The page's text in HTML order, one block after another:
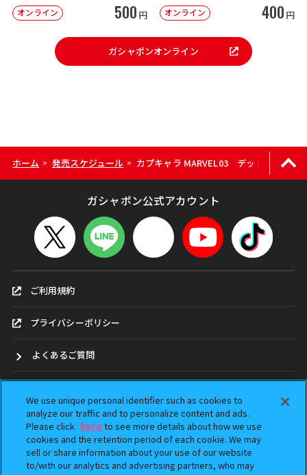
オンライン 500 円 オンライン 400 円
ガシャポンオンライン
ホーム > 発売スケジュール > カプキャラ MARVEL03 デッドプール～
ガシャポン公式アカウント
ご利用規約
プライバシーポリシー
よくあるご質問
ガシャポンどこ？
アンケート
We use unique personal identifier such as cookies to
analyze our traffic and to personalize content and ads.
Please click here to see more details about how we use
cookies and the retention period of each cookie. We may
sell or share information about your use of our website
to/with our analytics and advertising partners, who may